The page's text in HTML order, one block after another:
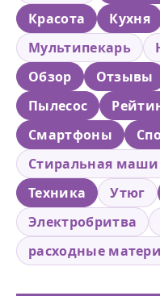
Красота Кухня
Мультипекарь
Обзор
Отзывы
Пылесос
Смартфоны
Стиральная
Техника
Утюг
Электробритва
расходные